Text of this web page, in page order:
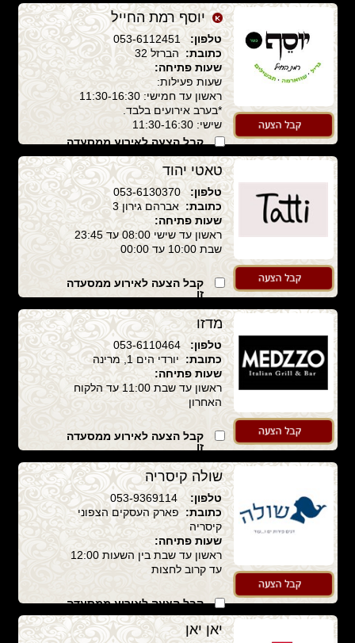
יוסף רמת החייל
טלפון:053-6112451
כתובת: הברזל 32
שעות פתיחה:
שעות פעילות:
ראשון עד חמישי: 11:30-16:30
*בערב אירועים בלבד.
שישי: 11:30-16:30
קבל הצעה לאירוע ממסעדה
טאטי יהוד
טלפון:053-6130370
כתובת: אברהם גירון 3
שעות פתיחה:
ראשון עד שישי 08:00 עד 23:45
שבת 10:00 עד 00:00
קבל הצעה לאירוע ממסעדה
זו
מדזו
טלפון:053-6110464
כתובת: יורדי הים 1, מרינה
שעות פתיחה:
ראשון עד שבת 11:00 עד הלקוח
האחרון
קבל הצעה לאירוע ממסעדה
זו
שולה קיסריה
טלפון:053-9369114
כתובת: פארק העסקים הצפוני
קיסריה
שעות פתיחה:
ראשון עד שבת בין השעות 12:00
עד קרוב לחצות
קבל הצעה לאירוע ממסעדה
זו
יאן יאן